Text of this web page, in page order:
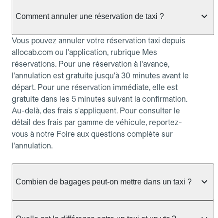
Comment annuler une réservation de taxi ?
Vous pouvez annuler votre réservation taxi depuis
allocab.com ou l'application, rubrique Mes
réservations. Pour une réservation à l'avance,
l'annulation est gratuite jusqu'à 30 minutes avant le
départ. Pour une réservation immédiate, elle est
gratuite dans les 5 minutes suivant la confirmation.
Au-delà, des frais s'appliquent. Pour consulter le
détail des frais par gamme de véhicule, reportez-
vous à notre Foire aux questions complète sur
l'annulation.
Combien de bagages peut-on mettre dans un taxi ?